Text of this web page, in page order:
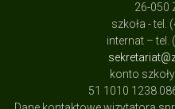
26-050
szkoła - tel.
internat – tel.
konto
51 1010 1238